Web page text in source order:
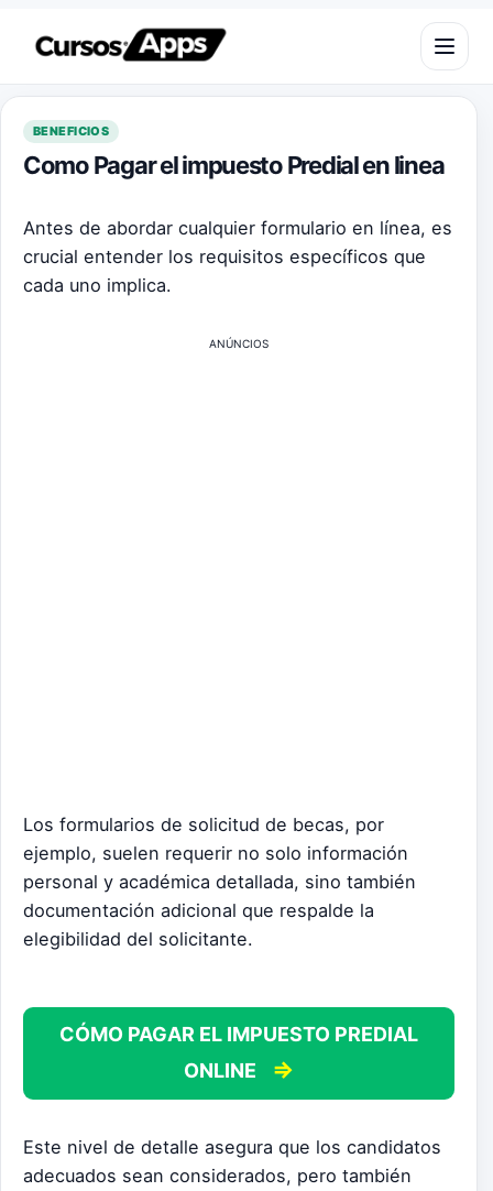
Saltar al contenido
Abrir
BENEFICIOS
Como Pagar el impuesto Predial en linea
Antes de abordar cualquier formulario en línea, es
crucial entender los requisitos específicos que
cada uno implica.
ANÚNCIOS
Los formularios de solicitud de becas, por
ejemplo, suelen requerir no solo información
personal y académica detallada, sino también
documentación adicional que respalde la
elegibilidad del solicitante.
CÓMO PAGAR EL IMPUESTO PREDIAL
ONLINE
⇒
Este nivel de detalle asegura que los candidatos
adecuados sean considerados, pero también